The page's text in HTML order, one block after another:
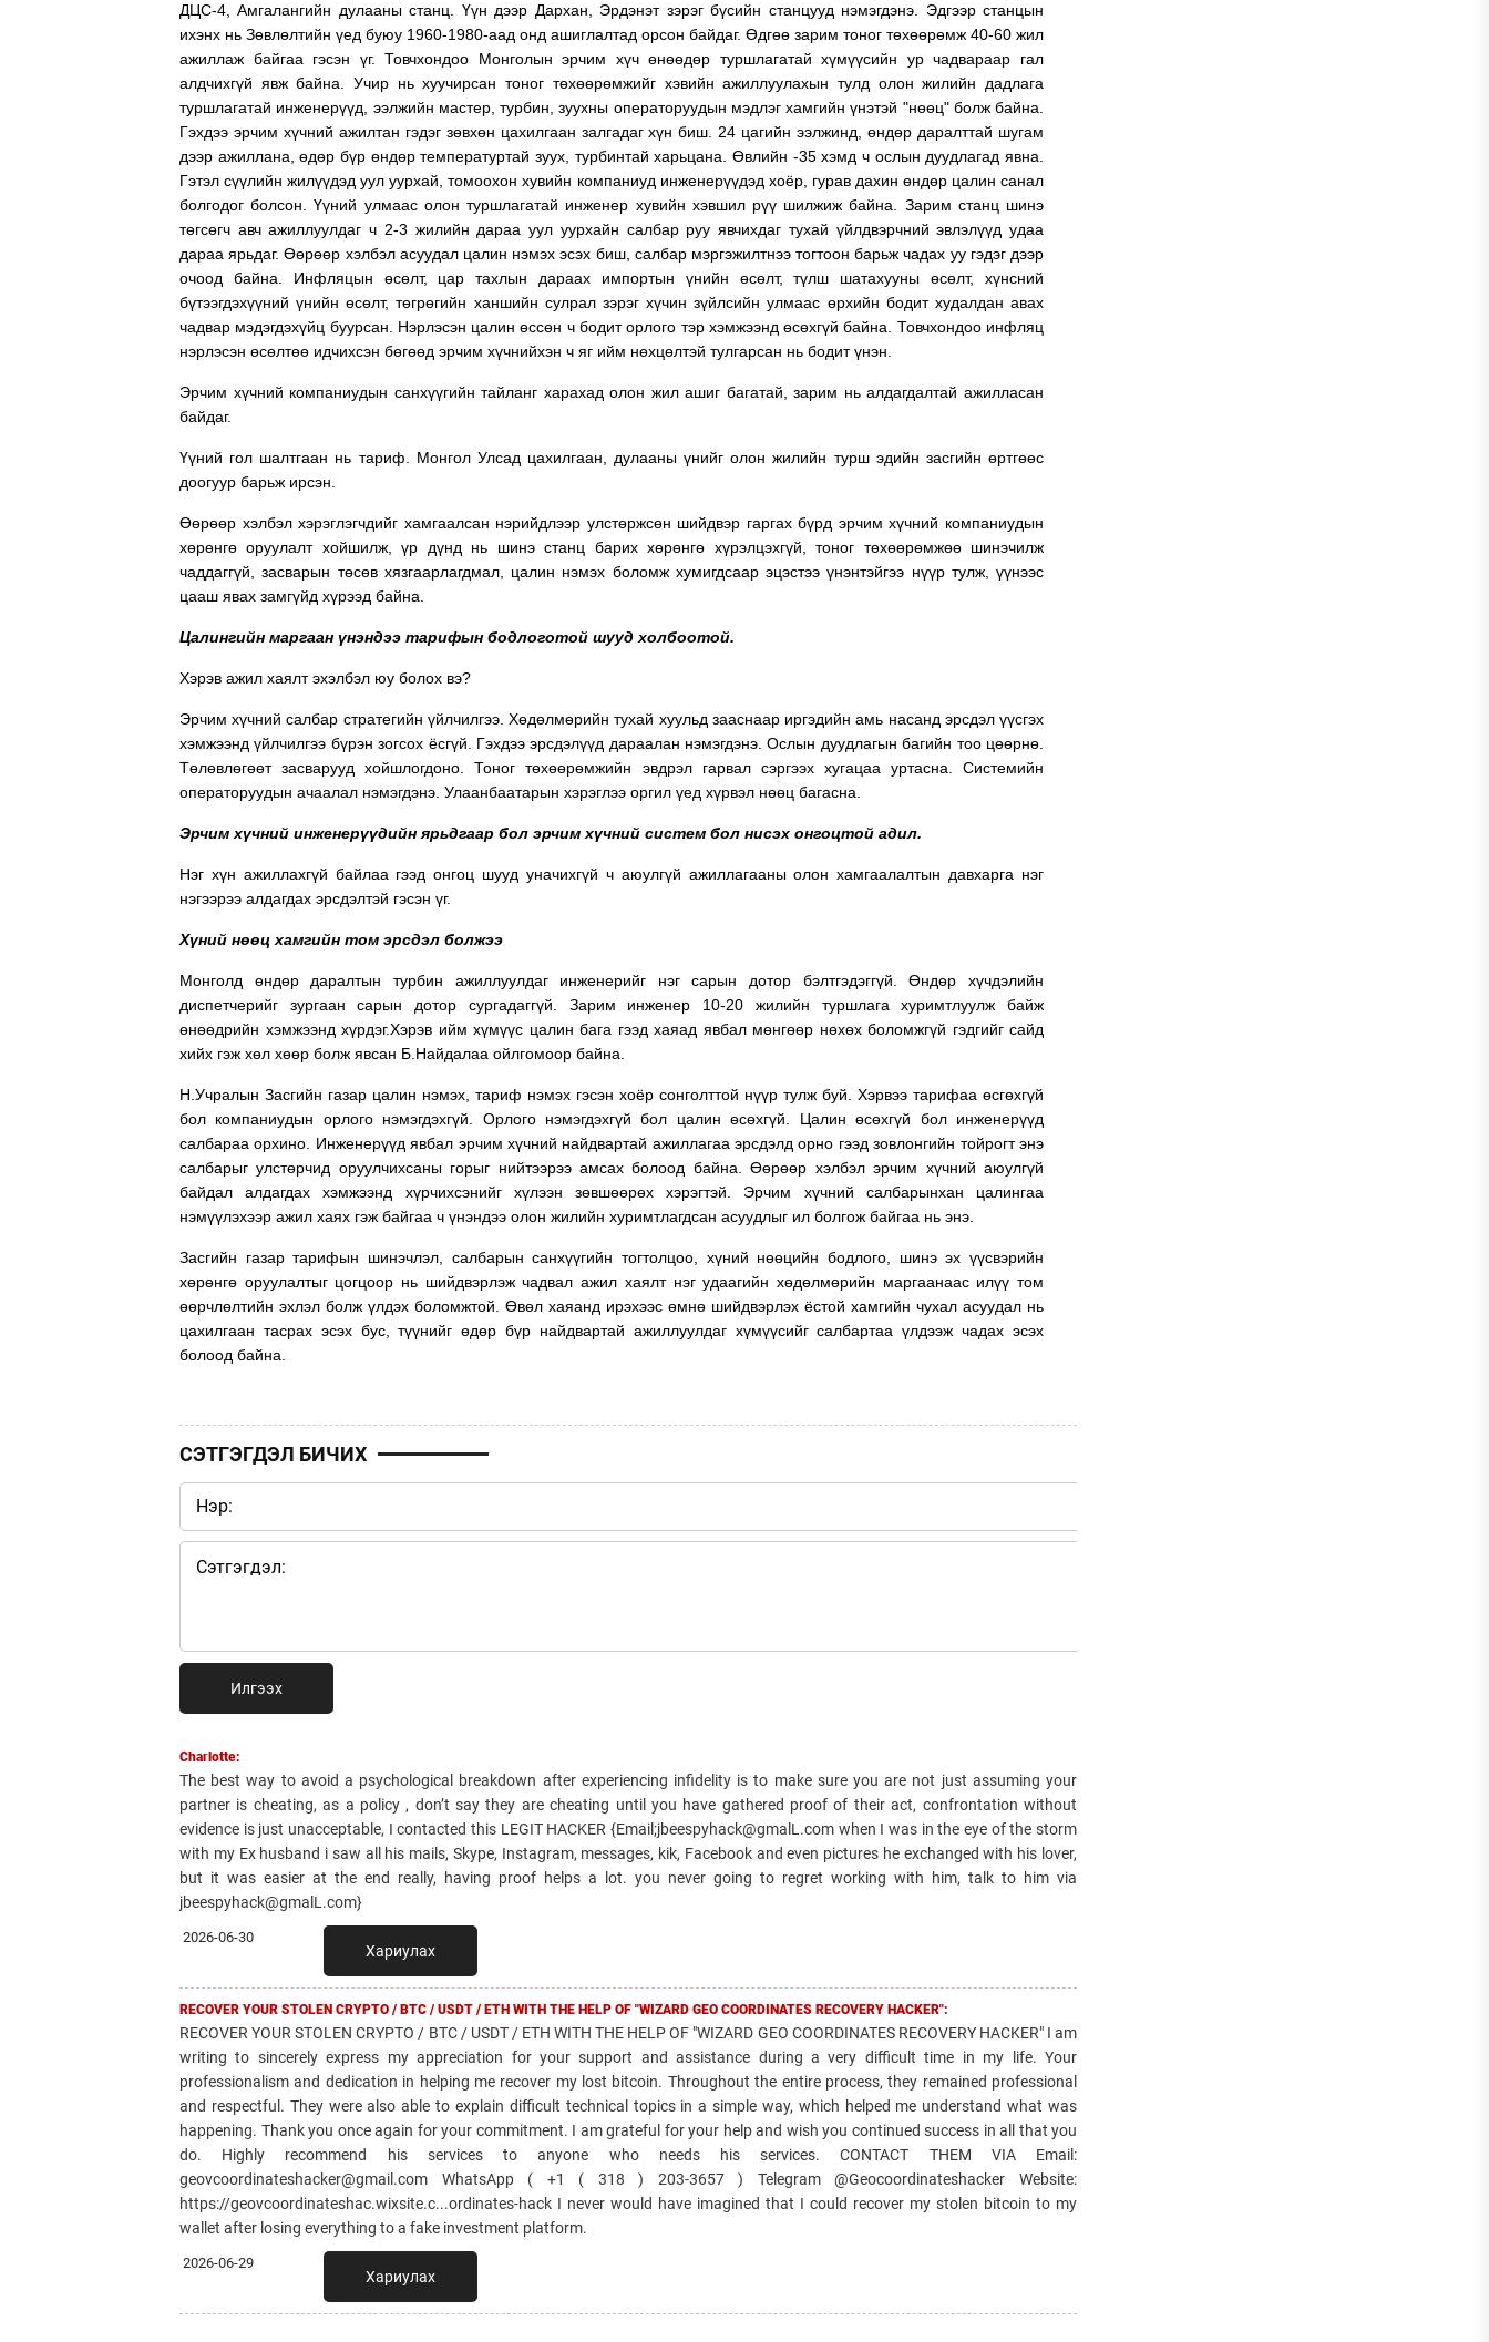
ДЦС-4, Амгалангийн дулааны станц. Үүн дээр Дархан, Эрдэнэт зэрэг бүсийн станцууд нэмэгдэнэ. Эдгээр станцын
ихэнх нь Зөвлөлтийн үед буюу 1960-1980-аад онд ашиглалтад орсон байдаг. Өдгөө зарим тоног төхөөрөмж 40-60 жил
ажиллаж байгаа гэсэн үг. Товчхондоо Монголын эрчим хүч өнөөдөр туршлагатай хүмүүсийн ур чадвараар гал
алдчихгүй явж байна. Учир нь хуучирсан тоног төхөөрөмжийг хэвийн ажиллуулахын тулд олон жилийн дадлага
туршлагатай инженерүүд, ээлжийн мастер, турбин, зуухны операторуудын мэдлэг хамгийн үнэтэй "нөөц" болж байна.
Гэхдээ эрчим хүчний ажилтан гэдэг зөвхөн цахилгаан залгадаг хүн биш. 24 цагийн ээлжинд, өндөр даралттай шугам
дээр ажиллана, өдөр бүр өндөр температуртай зуух, турбинтай харьцана. Өвлийн -35 хэмд ч ослын дуудлагад явна.
Гэтэл сүүлийн жилүүдэд уул уурхай, томоохон хувийн компаниуд инженерүүдэд хоёр, гурав дахин өндөр цалин санал
болгодог болсон. Үүний улмаас олон туршлагатай инженер хувийн хэвшил рүү шилжиж байна. Зарим станц шинэ
төгсөгч авч ажиллуулдаг ч 2-3 жилийн дараа уул уурхайн салбар руу явчихдаг тухай үйлдвэрчний эвлэлүүд удаа
дараа ярьдаг. Өөрөөр хэлбэл асуудал цалин нэмэх эсэх биш, салбар мэргэжилтнээ тогтоон барьж чадах уу гэдэг дээр
очоод байна. Инфляцын өсөлт, цар тахлын дараах импортын үнийн өсөлт, түлш шатахууны өсөлт, хүнсний
бүтээгдэхүүний үнийн өсөлт, төгрөгийн ханшийн сулрал зэрэг хүчин зүйлсийн улмаас өрхийн бодит худалдан авах
чадвар мэдэгдэхүйц буурсан. Нэрлэсэн цалин өссөн ч бодит орлого тэр хэмжээнд өсөхгүй байна. Товчхондоо инфляц
нэрлэсэн өсөлтөө идчихсэн бөгөөд эрчим хүчнийхэн ч яг ийм нөхцөлтэй тулгарсан нь бодит үнэн.
Эрчим хүчний компаниудын санхүүгийн тайланг харахад олон жил ашиг багатай, зарим нь алдагдалтай ажилласан
байдаг.
Үүний гол шалтгаан нь тариф. Монгол Улсад цахилгаан, дулааны үнийг олон жилийн турш эдийн засгийн өртгөөс
доогуур барьж ирсэн.
Өөрөөр хэлбэл хэрэглэгчдийг хамгаалсан нэрийдлээр улстөржсөн шийдвэр гаргах бүрд эрчим хүчний компаниудын
хөрөнгө оруулалт хойшилж, үр дүнд нь шинэ станц барих хөрөнгө хүрэлцэхгүй, тоног төхөөрөмжөө шинэчилж
чаддаггүй, засварын төсөв хязгаарлагдмал, цалин нэмэх боломж хумигдсаар эцэстээ үнэнтэйгээ нүүр тулж, үүнээс
цааш явах замгүйд хүрээд байна.
Цалингийн маргаан үнэндээ тарифын бодлоготой шууд холбоотой.
Хэрэв ажил хаялт эхэлбэл юу болох вэ?
Эрчим хүчний салбар стратегийн үйлчилгээ. Хөдөлмөрийн тухай хуульд зааснаар иргэдийн амь насанд эрсдэл үүсгэх
хэмжээнд үйлчилгээ бүрэн зогсох ёсгүй. Гэхдээ эрсдэлүүд дараалан нэмэгдэнэ. Ослын дуудлагын багийн тоо цөөрнө.
Төлөвлөгөөт засварууд хойшлогдоно. Тоног төхөөрөмжийн эвдрэл гарвал сэргээх хугацаа уртасна. Системийн
операторуудын ачаалал нэмэгдэнэ. Улаанбаатарын хэрэглээ оргил үед хүрвэл нөөц багасна.
Эрчим хүчний инженерүүдийн ярьдгаар бол эрчим хүчний систем бол нисэх онгоцтой адил.
Нэг хүн ажиллахгүй байлаа гээд онгоц шууд уначихгүй ч аюулгүй ажиллагааны олон хамгаалалтын давхарга нэг
нэгээрээ алдагдах эрсдэлтэй гэсэн үг.
Хүний нөөц хамгийн том эрсдэл болжээ
Монголд өндөр даралтын турбин ажиллуулдаг инженерийг нэг сарын дотор бэлтгэдэггүй. Өндөр хүчдэлийн
диспетчерийг зургаан сарын дотор сургадаггүй. Зарим инженер 10-20 жилийн туршлага хуримтлуулж байж
өнөөдрийн хэмжээнд хүрдэг.Хэрэв ийм хүмүүс цалин бага гээд хаяад явбал мөнгөөр нөхөх боломжгүй гэдгийг сайд
хийх гэж хөл хөөр болж явсан Б.Найдалаа ойлгомоор байна.
Н.Учралын Засгийн газар цалин нэмэх, тариф нэмэх гэсэн хоёр сонголттой нүүр тулж буй. Хэрвээ тарифаа өсгөхгүй
бол компаниудын орлого нэмэгдэхгүй. Орлого нэмэгдэхгүй бол цалин өсөхгүй. Цалин өсөхгүй бол инженерүүд
салбараа орхино. Инженерүүд явбал эрчим хүчний найдвартай ажиллагаа эрсдэлд орно гээд зовлонгийн тойрогт энэ
салбарыг улстөрчид оруулчихсаны горыг нийтээрээ амсах болоод байна. Өөрөөр хэлбэл эрчим хүчний аюулгүй
байдал алдагдах хэмжээнд хүрчихсэнийг хүлээн зөвшөөрөх хэрэгтэй. Эрчим хүчний салбарынхан цалингаа
нэмүүлэхээр ажил хаях гэж байгаа ч үнэндээ олон жилийн хуримтлагдсан асуудлыг ил болгож байгаа нь энэ.
Засгийн газар тарифын шинэчлэл, салбарын санхүүгийн тогтолцоо, хүний нөөцийн бодлого, шинэ эх үүсвэрийн
хөрөнгө оруулалтыг цогцоор нь шийдвэрлэж чадвал ажил хаялт нэг удаагийн хөдөлмөрийн маргаанаас илүү том
өөрчлөлтийн эхлэл болж үлдэх боломжтой. Өвөл хаяанд ирэхээс өмнө шийдвэрлэх ёстой хамгийн чухал асуудал нь
цахилгаан тасрах эсэх бус, түүнийг өдөр бүр найдвартай ажиллуулдаг хүмүүсийг салбартаа үлдээж чадах эсэх
болоод байна.
СЭТГЭГДЭЛ БИЧИХ
Илгээх
Charlotte:
The best way to avoid a psychological breakdown after experiencing infidelity is to make sure you are not just assuming your
partner is cheating, as a policy , don’t say they are cheating until you have gathered proof of their act, confrontation without
evidence is just unacceptable, I contacted this LEGIT HACKER {Email;jbeespyhack@gmalL.com when I was in the eye of the storm
with my Ex husband i saw all his mails, Skype, Instagram, messages, kik, Facebook and even pictures he exchanged with his lover,
but it was easier at the end really, having proof helps a lot. you never going to regret working with him, talk to him via
jbeespyhack@gmalL.com}
2026-06-30
Хариулах
RECOVER YOUR STOLEN CRYPTO / BTC / USDT / ETH WITH THE HELP OF "WIZARD GEO COORDINATES RECOVERY HACKER":
RECOVER YOUR STOLEN CRYPTO / BTC / USDT / ETH WITH THE HELP OF "WIZARD GEO COORDINATES RECOVERY HACKER" I am
writing to sincerely express my appreciation for your support and assistance during a very difficult time in my life. Your
professionalism and dedication in helping me recover my lost bitcoin. Throughout the entire process, they remained professional
and respectful. They were also able to explain difficult technical topics in a simple way, which helped me understand what was
happening. Thank you once again for your commitment. I am grateful for your help and wish you continued success in all that you
do. Highly recommend his services to anyone who needs his services. CONTACT THEM VIA Email:
geovcoordinateshacker@gmail.com WhatsApp ( +1 ( 318 ) 203-3657 ) Telegram @Geocoordinateshacker Website:
https://geovcoordinateshac.wixsite.c...ordinates-hack I never would have imagined that I could recover my stolen bitcoin to my
wallet after losing everything to a fake investment platform.
2026-06-29
Хариулах